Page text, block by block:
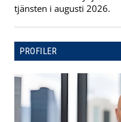
tjänsten i augusti 2026.
PROFILER